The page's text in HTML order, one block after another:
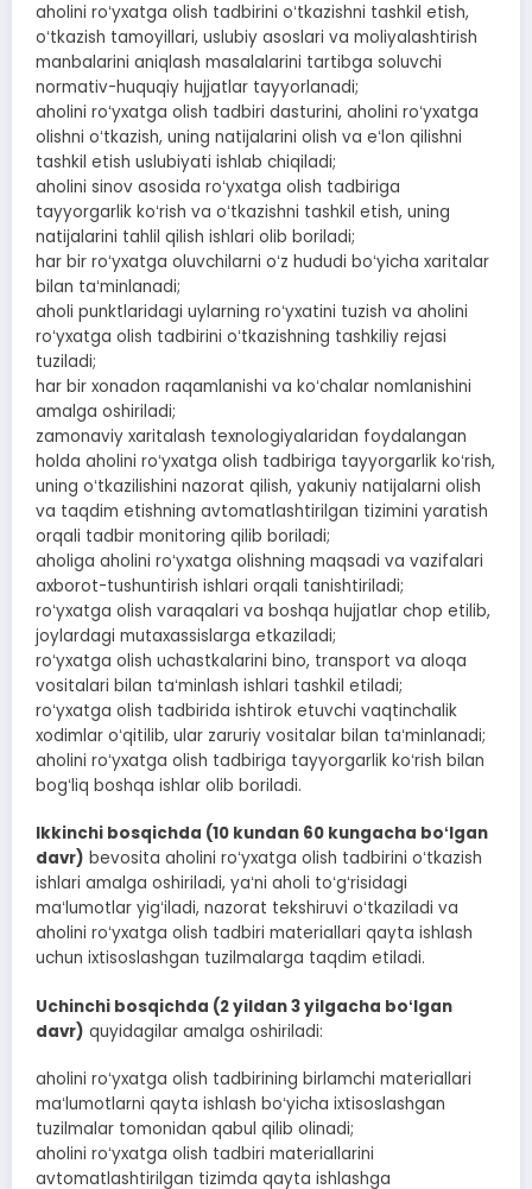
aholini roʻyxatga olish tadbirini oʻtkazishni tashkil etish,
oʻtkazish tamoyillari, uslubiy asoslari va moliyalashtirish
manbalarini aniqlash masalalarini tartibga soluvchi
normativ-huquqiy hujjatlar tayyorlanadi;
aholini roʻyxatga olish tadbiri dasturini, aholini roʻyxatga
olishni oʻtkazish, uning natijalarini olish va eʻlon qilishni
tashkil etish uslubiyati ishlab chiqiladi;
aholini sinov asosida roʻyxatga olish tadbiriga
tayyorgarlik koʻrish va oʻtkazishni tashkil etish, uning
natijalarini tahlil qilish ishlari olib boriladi;
har bir roʻyxatga oluvchilarni oʻz hududi boʻyicha xaritalar
bilan taʻminlanadi;
aholi punktlaridagi uylarning roʻyxatini tuzish va aholini
roʻyxatga olish tadbirini oʻtkazishning tashkiliy rejasi
tuziladi;
har bir xonadon raqamlanishi va koʻchalar nomlanishini
amalga oshiriladi;
zamonaviy xaritalash texnologiyalaridan foydalangan
holda aholini roʻyxatga olish tadbiriga tayyorgarlik koʻrish,
uning oʻtkazilishini nazorat qilish, yakuniy natijalarni olish
va taqdim etishning avtomatlashtirilgan tizimini yaratish
orqali tadbir monitoring qilib boriladi;
aholiga aholini roʻyxatga olishning maqsadi va vazifalari
axborot-tushuntirish ishlari orqali tanishtiriladi;
roʻyxatga olish varaqalari va boshqa hujjatlar chop etilib,
joylardagi mutaxassislarga etkaziladi;
roʻyxatga olish uchastkalarini bino, transport va aloqa
vositalari bilan taʻminlash ishlari tashkil etiladi;
roʻyxatga olish tadbirida ishtirok etuvchi vaqtinchalik
xodimlar oʻqitilib, ular zaruriy vositalar bilan taʻminlanadi;
aholini roʻyxatga olish tadbiriga tayyorgarlik koʻrish bilan
bogʻliq boshqa ishlar olib boriladi.
Ikkinchi bosqichda (10 kundan 60 kungacha boʻlgan
davr) bevosita aholini roʻyxatga olish tadbirini oʻtkazish
ishlari amalga oshiriladi, yaʻni aholi toʻgʻrisidagi
maʻlumotlar yigʻiladi, nazorat tekshiruvi oʻtkaziladi va
aholini roʻyxatga olish tadbiri materiallari qayta ishlash
uchun ixtisoslashgan tuzilmalarga taqdim etiladi.
Uchinchi bosqichda (2 yildan 3 yilgacha boʻlgan
davr) quyidagilar amalga oshiriladi:
aholini roʻyxatga olish tadbirining birlamchi materiallari
maʻlumotlarni qayta ishlash boʻyicha ixtisoslashgan
tuzilmalar tomonidan qabul qilib olinadi;
aholini roʻyxatga olish tadbiri materiallarini
avtomatlashtirilgan tizimda qayta ishlashga